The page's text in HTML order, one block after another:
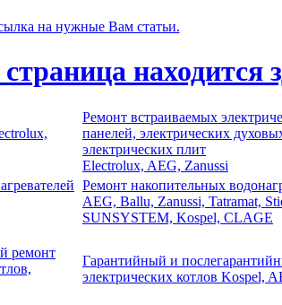
находится
Ремонт встраиваемых
панелей, электрических
электрических плит
Electrolux, AEG, Zanussi
Ремонт накопительных
AEG, Ballu, Zanussi, Tatramat,
SUNSYSTEM, Kospel, CLAGE
ремонт
Гарантийный и
электрических котлов Kospel,